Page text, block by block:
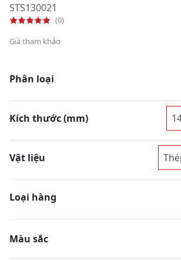
STS130021
(0)
Giá tham khảo
Phân loại
Kích thước (mm)
Vật liệu
Loại hàng
Màu sắc